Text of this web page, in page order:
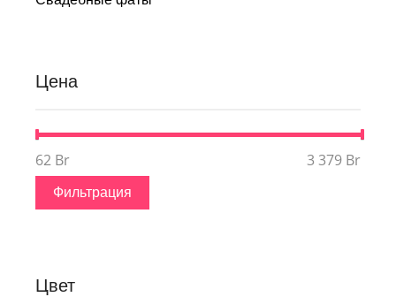
Цена
Минимальная
цена
Максимальная
цена
Фильтрация
62 Br 3 379 Br
Цвет